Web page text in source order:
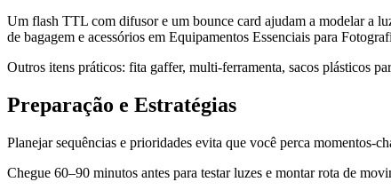
Um flash TTL com difusor e um bounce card ajudam a modelar a
de bagagem e acessórios em Equipamentos Essenciais para
Outros itens práticos: fita gaffer, multi-ferramenta, sacos plásticos
Preparação e Estratégias
Planejar sequências e prioridades evita que você perca momentos-
Chegue 60–90 minutos antes para testar luzes e montar rota de